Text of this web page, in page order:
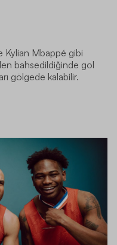
Kylian Mbappé gibi
bahsedildiğinde gol
gölgede kalabilir.